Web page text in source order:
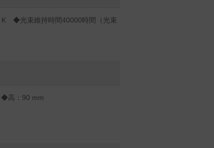
◆光束維持時間40000時間（光束
高：90 mm